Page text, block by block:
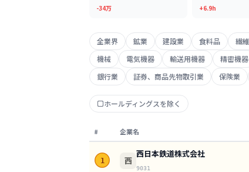
-34万 +6.9h
全業界 鉱業 建設業 食料品 繊
機械
電気機器 輸送用機器 精密機器
銀行業
証券、商品先物取引業 保険業
ホールディングスを除く
# 企業名
1 西
西日本鉄道株式会社
9031